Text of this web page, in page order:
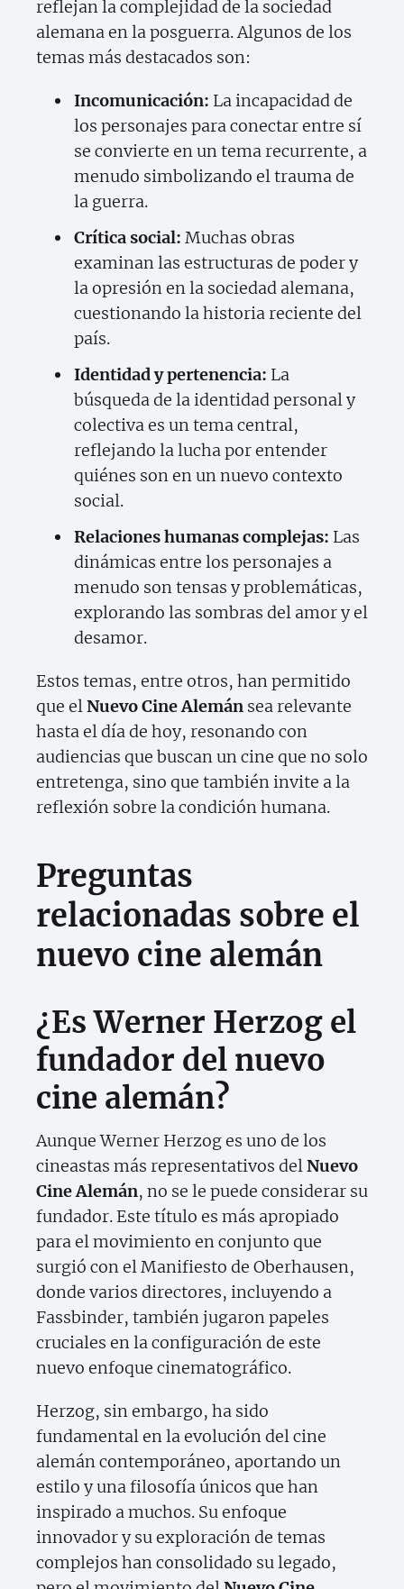
reflejan la complejidad de la sociedad
alemana en la posguerra. Algunos de los
temas más destacados son:
Incomunicación: La incapacidad de
los personajes para conectar entre sí
se convierte en un tema recurrente, a
menudo simbolizando el trauma de
la guerra.
Crítica social: Muchas obras
examinan las estructuras de poder y
la opresión en la sociedad alemana,
cuestionando la historia reciente del
país.
Identidad y pertenencia: La
búsqueda de la identidad personal y
colectiva es un tema central,
reflejando la lucha por entender
quiénes son en un nuevo contexto
social.
Relaciones humanas complejas: Las
dinámicas entre los personajes a
menudo son tensas y problemáticas,
explorando las sombras del amor y el
desamor.
Estos temas, entre otros, han permitido
que elNuevo Cine Alemán sea relevante
hasta el día de hoy, resonando con
audiencias que buscan un cine que no solo
entretenga, sino que también invite a la
reflexión sobre la condición humana.
Preguntas
relacionadas sobre el
nuevo cine alemán
¿Es Werner Herzog el
fundador del nuevo
cine alemán?
Aunque Werner Herzog es uno de los
cineastas más representativos delNuevo
Cine Alemán, no se le puede considerar su
fundador. Este título es más apropiado
para el movimiento en conjunto que
surgió con el Manifiesto de Oberhausen,
donde varios directores, incluyendo a
Fassbinder, también jugaron papeles
cruciales en la configuración de este
nuevo enfoque cinematográfico.
Herzog, sin embargo, ha sido
fundamental en la evolución del cine
alemán contemporáneo, aportando un
estilo y una filosofía únicos que han
inspirado a muchos. Su enfoque
innovador y su exploración de temas
complejos han consolidado su legado,